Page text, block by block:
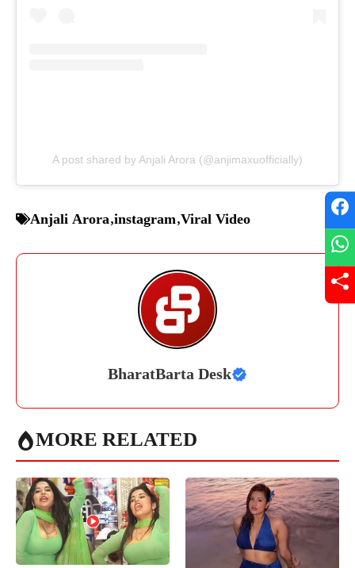
A post shared by Anjali Arora (@anjimaxuofficially)
Anjali Arora,instagram,Viral Video
BharatBarta Desk
MORE RELATED